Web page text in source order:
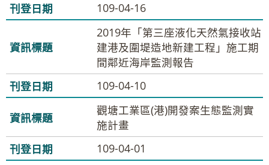
109-04-16
2019年「第三座液化天然氣接收站
建港及圍堤造地新建工程」施工期
間鄰近海岸監測報告
109-04-10
觀塘工業區(港)開發案生態監測實
施計畫
109-04-01